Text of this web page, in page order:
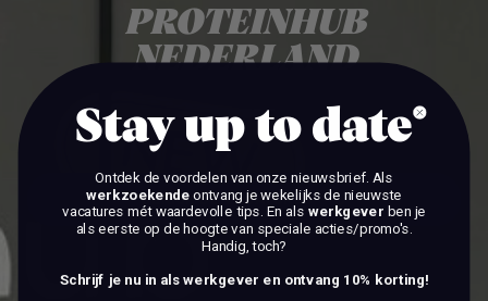
PROTEINHUB
NEDERLAND
EDE
BEKIJK DE VACATURES
BEKIJK DE VACATURES
Stay up to date
Ontdek de voordelen van onze nieuwsbrief. Als
werkzoekendeontvang je wekelijks de nieuwste
vacatures mét waardevolle tips. En als werkgever ben je
als eerste op de hoogte van speciale acties/promo's.
Handig, toch?
Schrijf je nu in als werkgever en ontvang 10% korting!